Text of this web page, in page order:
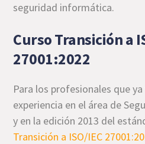
seguridad informática.
Curso Transición a
27001:2022
Para los profesionales que
experiencia en el área de
y en la edición 2013 del
Transición a ISO/IEC